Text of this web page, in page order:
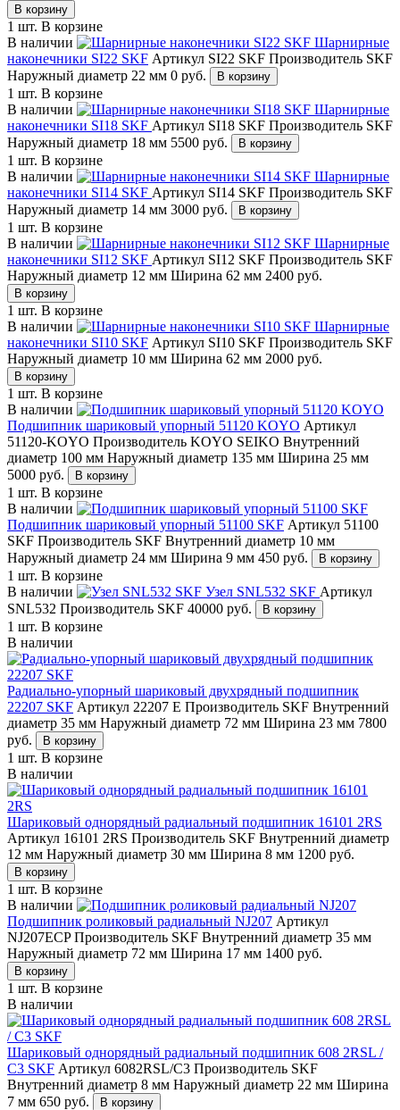
В корзину
1 шт. В корзине
В наличии
Шарнирные
наконечники SI22 SKF Артикул SI22 SKF Производитель SKF
Наружный диаметр 22 мм 0 руб. В корзину
1 шт. В корзине
В наличии
Шарнирные
наконечники SI18 SKF Артикул SI18 SKF Производитель SKF
Наружный диаметр 18 мм 5500 руб. В корзину
1 шт. В корзине
В наличии
Шарнирные
наконечники SI14 SKF Артикул SI14 SKF Производитель SKF
Наружный диаметр 14 мм 3000 руб. В корзину
1 шт. В корзине
В наличии
Шарнирные
наконечники SI12 SKF Артикул SI12 SKF Производитель SKF
Наружный диаметр 12 мм Ширина 62 мм 2400 руб.
В корзину
1 шт. В корзине
В наличии
Шарнирные
наконечники SI10 SKF Артикул SI10 SKF Производитель SKF
Наружный диаметр 10 мм Ширина 62 мм 2000 руб.
В корзину
1 шт. В корзине
В наличии
Подшипник шариковый упорный 51120 KOYO Артикул
51120-KOYO Производитель KOYO SEIKO Внутренний
диаметр 100 мм Наружный диаметр 135 мм Ширина 25 мм
5000 руб. В корзину
1 шт. В корзине
В наличии
Подшипник шариковый упорный 51100 SKF Артикул 51100
SKF Производитель SKF Внутренний диаметр 10 мм
Наружный диаметр 24 мм Ширина 9 мм 450 руб. В корзину
1 шт. В корзине
В наличии
Узел SNL532 SKF Артикул
SNL532 Производитель SKF 40000 руб. В корзину
1 шт. В корзине
В наличии
Радиально-упорный шариковый двухрядный подшипник
22207 SKF Артикул 22207 E Производитель SKF Внутренний
диаметр 35 мм Наружный диаметр 72 мм Ширина 23 мм 7800
руб.
В корзину
1 шт. В корзине
В наличии
Шариковый однорядный радиальный подшипник 16101 2RS
Артикул 16101 2RS Производитель SKF Внутренний диаметр
12 мм Наружный диаметр 30 мм Ширина 8 мм 1200 руб.
В корзину
1 шт. В корзине
В наличии
Подшипник роликовый радиальный NJ207 Артикул
NJ207ECPПроизводитель SKF Внутренний диаметр 35 мм
Наружный диаметр 72 мм Ширина 17 мм 1400 руб.
В корзину
1 шт. В корзине
В наличии
Шариковый однорядный радиальный подшипник 608 2RSL /
C3 SKF Артикул 6082RSL/C3 Производитель SKF
Внутренний диаметр 8 мм Наружный диаметр 22 мм Ширина
7 мм 650 руб. В корзину